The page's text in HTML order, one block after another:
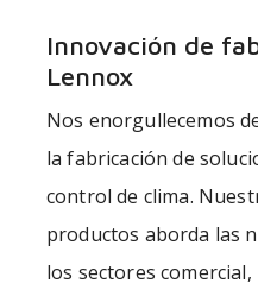
Innovación de
Lennox
Nos enorgullecemos
la fabricación de
control de clima.
productos aborda las
los sectores comercial,